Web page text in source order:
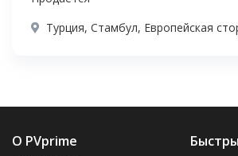
Турция, Стамбул, Европейская
О PVprime